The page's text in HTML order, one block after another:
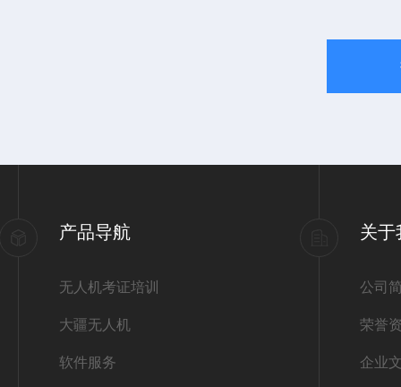
产品导航
无人机考证培训
大疆无人机
软件服务
关于
公司
荣誉
企业